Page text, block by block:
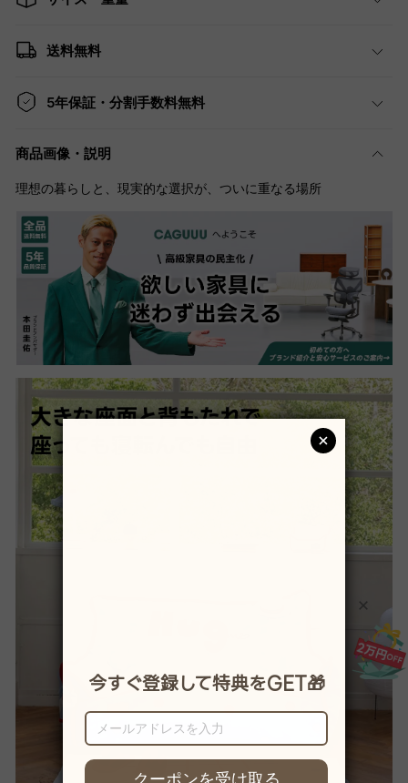
送料無料
5年保証・分割手数料無料
商品画像・説明
理想の暮らしと、現実的な選択が、ついに重なる場所